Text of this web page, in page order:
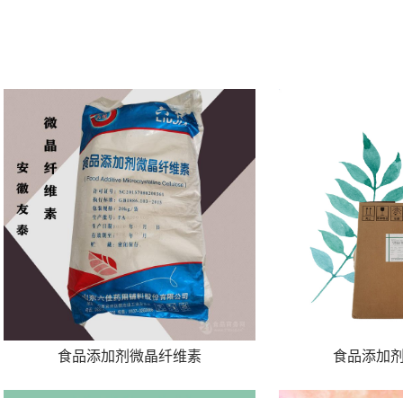
食品添加剂微晶纤维素 食品添加